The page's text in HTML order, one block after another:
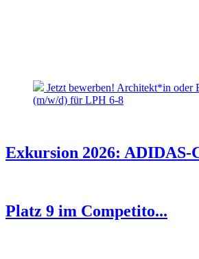
Jetzt bewerben! Architekt*in oder
(m/w/d) für LPH 6-8
Exkursion 2026: ADIDAS-
Platz 9 im Competito...